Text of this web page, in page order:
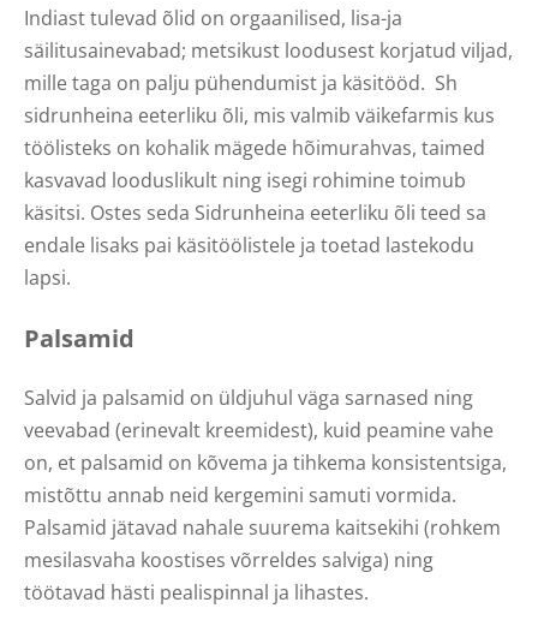
Indiast tulevad õlid on orgaanilised, lisa-ja
säilitusainevabad; metsikust loodusest korjatud viljad,
mille taga on palju pühendumist ja käsitööd. Sh
sidrunheina eeterliku õli, mis valmib väikefarmis kus
töölisteks on kohalik mägede hõimurahvas, taimed
kasvavad looduslikult ning isegi rohimine toimub
käsitsi. Ostes seda Sidrunheina eeterliku õli teed sa
endale lisaks pai käsitöölistele ja toetad lastekodu
lapsi.
Palsamid
Salvid ja palsamid on üldjuhul väga sarnased ning
veevabad (erinevalt kreemidest), kuid peamine vahe
on, et palsamid on kõvema ja tihkema konsistentsiga,
mistõttu annab neid kergemini samuti vormida.
Palsamid jätavad nahale suurema kaitsekihi (rohkem
mesilasvaha koostises võrreldes salviga) ning
töötavad hästi pealispinnal ja lihastes.